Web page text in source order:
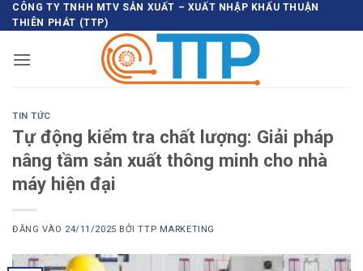
Bỏ
qua
dung
CÔNG TY TNHH MTV SẢN XUẤT – XUẤT NHẬP KHẨU THUẬN
THIÊN PHÁT (TTP)
TIN TỨC
Tự động kiểm tra chất lượng: Giải pháp
nâng tầm sản xuất thông minh cho nhà
máy hiện đại
ĐĂNG VÀO 24/11/2025 BỞITTP MARKETING